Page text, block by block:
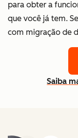
para obter a
que você já tem.
com migração de
Saiba